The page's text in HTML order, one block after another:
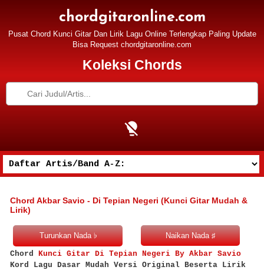
chordgitaronline.com
Pusat Chord Kunci Gitar Dan Lirik Lagu Online Terlengkap Paling Update
Bisa Request chordgitaronline.com
Koleksi Chords
Chord Akbar Savio - Di Tepian Negeri (Kunci Gitar Mudah &
Lirik)
Chord Kunci Gitar Di Tepian Negeri By Akbar Savio
Kord Lagu Dasar Mudah Versi Original Beserta Lirik